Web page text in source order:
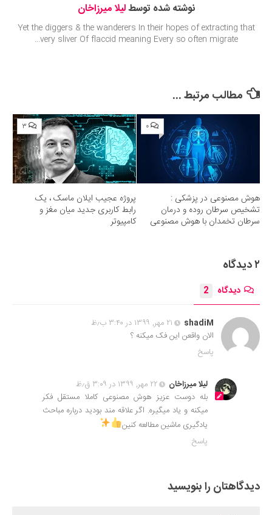
نوشته شده توسطلیلا میرزاخان
Yet the diggers & the wanderers In their hopes of extracting that
very sliver Of flaccid meaning Every so often migrate...
مطالب مرتبط ...
۰
هوش مصنوعی در پزشکی :
تشخیص سرطان روده و درمان
سرطان تخمدان با هوش مصنوعی
۳
پروژه عجیب ایلان ماسک ، یک
رابط کاربری جدید میان مغز و
کامپیوتر
۲ دیدگاه
دیدگاه 2
shadiM
۲۱ مهر, ۱۳۹۹ در ۳:۴۰ ب٫ظ
الان واقعن این فک میکنه ؟
پاسخ
لیلا میرزاخان
۲۲ مهر, ۱۳۹۹ در ۳:۰۹ ق٫ظ
بله دوست عزیز هوش مصنوعی کاملا مستقل فکر
میکنه و یاد میگیره. اگر علاقه مند بودید درباره مباحث
یادگیری ماشین مطالعه کنین
پاسخ
دیدگاهتان را بنویسید